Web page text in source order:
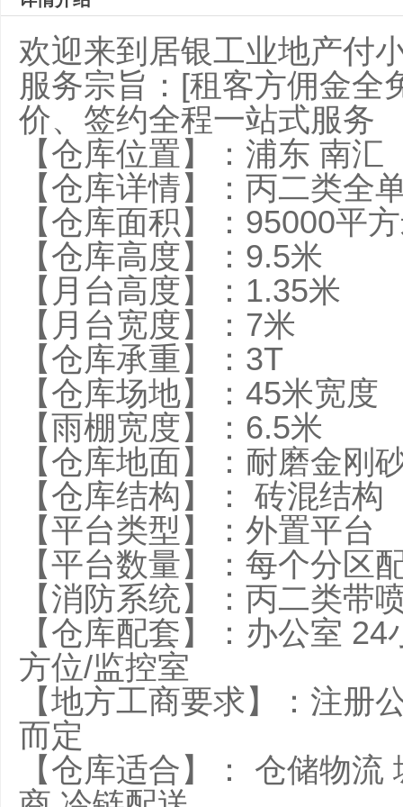
欢迎来到居银工业地产付
服务宗旨：[租客方佣金全
价、签约全程一站式服务
【仓库位置】：浦东 南汇
【仓库详情】：丙二类全
【仓库面积】：95000
【仓库高度】：
【月台高度】：1.35
【月台宽度】：7米
【仓库承重】：3T
【仓库场地】：45米
【雨棚宽度】：6.5米
【仓库地面】：耐磨金刚
【仓库结构】： 砖
【平台类型】：外置
【平台数量】：每个分
【消防系统】：丙二
【仓库配套】：办公室
方位/监控室
【地方工商要求】：注册
而定
【仓库适合】： 仓储物